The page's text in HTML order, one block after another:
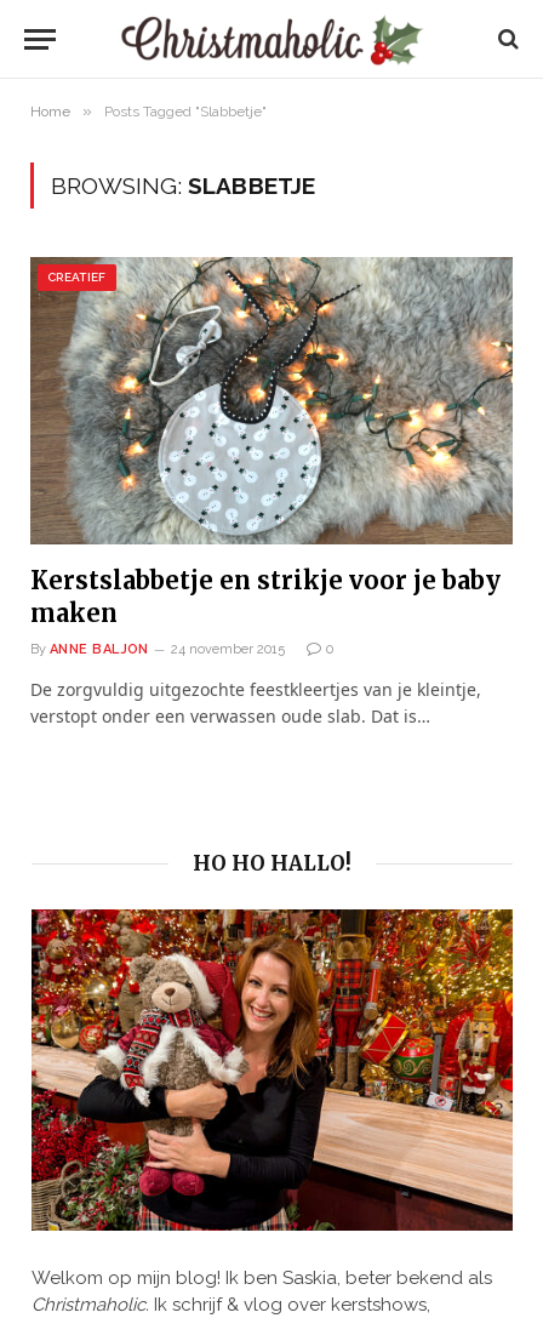
Home » Posts Tagged "Slabbetje"
BROWSING: SLABBETJE
CREATIEF
Kerstslabbetje en strikje voor je baby
maken
By ANNE BALJON 24 november 2015 0
De zorgvuldig uitgezochte feestkleertjes van je kleintje,
verstopt onder een verwassen oude slab. Dat is…
HO HO HALLO!
Welkom op mijn blog! Ik ben Saskia, beter bekend als
Christmaholic. Ik schrijf & vlog over kerstshows,